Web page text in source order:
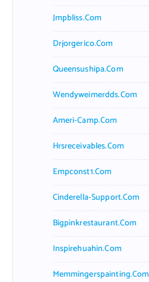
Jmpbliss.com
Drjorgerico.com
Queensushipa.com
Wendyweimerdds.com
Ameri-Camp.com
Hrsreceivables.com
Empconst1.com
Cinderella-Support.com
Bigpinkrestaurant.com
Inspirehuahin.com
Memmingerspainting.com